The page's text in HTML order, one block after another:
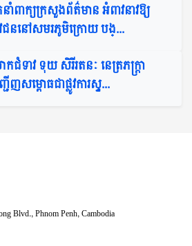
នាំពាក្យក្រសួងព័ត៌មាន អំពាវនាវឱ្យ
ននៅសមរភូមិក្រោយ បង្...
ជំទាវ ទុយ សិរីរតនៈ នេត្រភក្ត្រា
ើញសម្ពោធជាផ្លូវការស្ទ...
Blvd., Phnom Penh, Cambodia